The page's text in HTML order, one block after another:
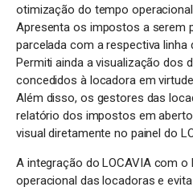
otimização do tempo
Apresenta os impostos a serem
parcelada com a respectiva linha
Permiti ainda a visualização dos
concedidos à locadora em
Além disso, os gestores das
relatório dos impostos em
visual diretamente no painel do
A integração do LOCAVIA com o
operacional das locadoras e